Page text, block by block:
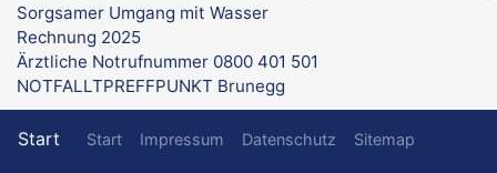
Sorgsamer Umgang mit Wasser
Rechnung 2025
Ärztliche Notrufnummer 0800 401 501
NOTFALLTPREFFPUNKT Brunegg
Fußzeilenmenü
Start Start Impressum Datenschutz Sitemap